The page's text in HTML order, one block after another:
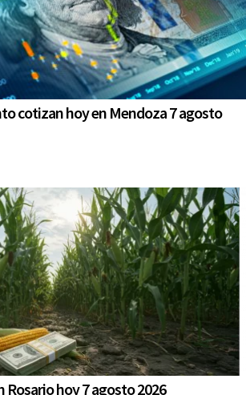
cotizan hoy en Mendoza 7 agosto
Rosario hoy 7 agosto 2026